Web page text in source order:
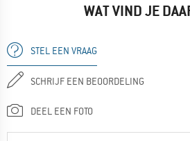
WAT VIND JE
STEL EEN VRAAG
SCHRIJF EEN BEOORDELING
DEEL EEN FOTO